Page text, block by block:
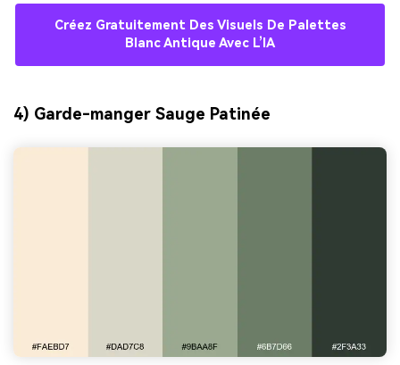
Créez Gratuitement Des Visuels De Palettes
Blanc Antique Avec L’IA
4) Garde-manger Sauge Patinée